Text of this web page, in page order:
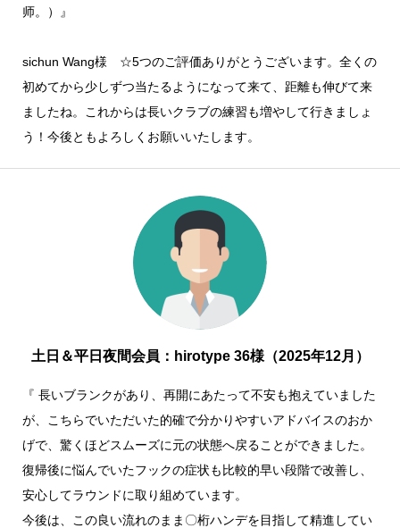
师。）』
sichun Wang様 ☆5つのご評価ありがとうございます。全くの
初めてから少しずつ当たるようになって来て、距離も伸びて来
ましたね。これからは長いクラブの練習も増やして行きましょ
う！今後ともよろしくお願いいたします。
土日＆平日夜間会員：hirotype 36様（2025年12月）
『 長いブランクがあり、再開にあたって不安も抱えていました
が、こちらでいただいた的確で分かりやすいアドバイスのおか
げで、驚くほどスムーズに元の状態へ戻ることができました。
復帰後に悩んでいたフックの症状も比較的早い段階で改善し、
安心してラウンドに取り組めています。
今後は、この良い流れのまま〇桁ハンデを目指して精進してい